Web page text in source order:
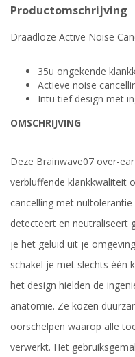
Productomschrijving
Draadloze Active Noise
35u ongekende
Actieve noise
Intuïtief design met
OMSCHRIJVING
Deze Brainwave07 over-
verbluffende klankkwaliteit
cancelling met
detecteert en neutraliseert
je het geluid uit je
schakel je met slechts één
het design hielden de
anatomie. Ze kozen
oorschelpen waarop alle
verwerkt. Het